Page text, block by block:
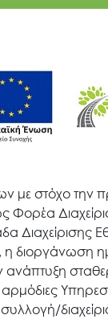
στόχο την
Φορέα
Διαχείρισης
διοργάνωση
ανάπτυξη